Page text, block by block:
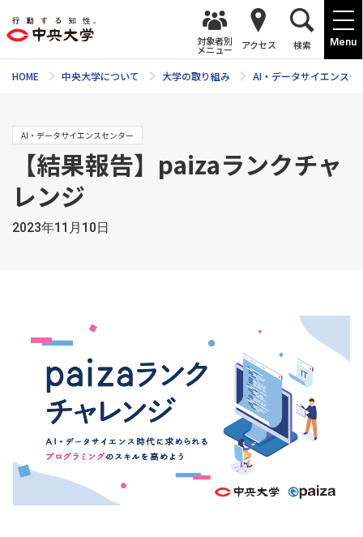
Menu
対象者別
メニュー アクセス 検索
HOME 中央大学について 大学の取り組み AI・データサイエンスセ
AI・データサイエンスセンター
【結果報告】paizaランクチャ
レンジ
2023年11月10日